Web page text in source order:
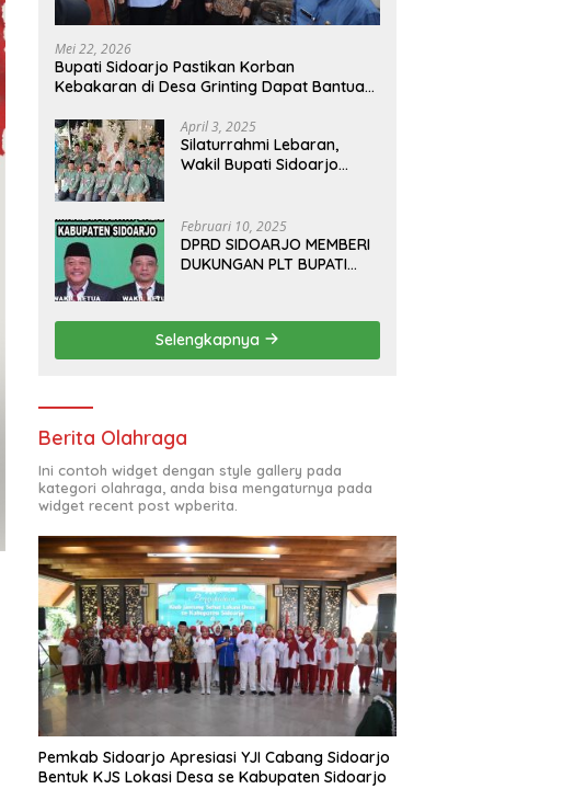
Mei 22, 2026
Bupati Sidoarjo Pastikan Korban
Kebakaran di Desa Grinting Dapat Bantuan
April 3, 2025
Silaturrahmi Lebaran,
Wakil Bupati Sidoarjo
Februari 10, 2025
DPRD SIDOARJO MEMBERI
DUKUNGAN PLT BUPATI
OUTDOOR LEARNING
(ODL) TK, PAUD, SD,
SMP/MTS KELUAR KOTA
Selengkapnya
Berita Olahraga
Ini contoh widget dengan style gallery pada
kategori olahraga, anda bisa mengaturnya pada
widget recent post wpberita.
Pemkab Sidoarjo Apresiasi YJI Cabang Sidoarjo
Bentuk KJS Lokasi Desa se Kabupaten Sidoarjo